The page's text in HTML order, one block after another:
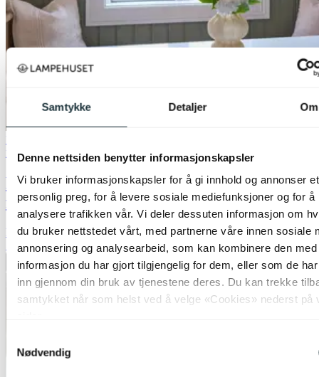
Samtykke Detaljer Om
Denne nettsiden benytter informasjonskapsler
Vi bruker informasjonskapsler for å gi innhold og annonser et
personlig preg, for å levere sosiale mediefunksjoner og for å
analysere trafikken vår. Vi deler dessuten informasjon om
du bruker nettstedet vårt, med partnerne våre innen sosiale
annonsering og analysearbeid, som kan kombinere den med
informasjon du har gjort tilgjengelig for dem, eller som de
inn gjennom din bruk av tjenestene deres. Du kan trekke
samtykket når som helst ved å velge «Cookies» nederst på
Nødvendig
Bestselger
Nova Life
Elara taklampe rektangel 7lys 87cm
flerfarget
kr 8 999,-
50%
Legg til ønskeliste